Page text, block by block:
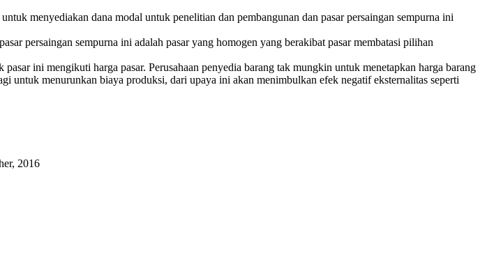
menyediakan dana modal untuk penelitian dan pembangunan dan pasar persaingan sempurna ini
persaingan sempurna ini adalah pasar yang homogen yang berakibat pasar membatasi pilihan
ini mengikuti harga pasar. Perusahaan penyedia barang tak mungkin untuk menetapkan harga barang
untuk menurunkan biaya produksi, dari upaya ini akan menimbulkan efek negatif eksternalitas seperti
2016